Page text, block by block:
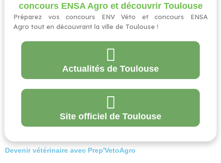
concours ENSA Agro et découvrir Toulouse
Préparez vos concours ENV Véto et concours ENSA
Agro tout en découvrant la ville de Toulouse !
Actualités de Toulouse
Site officiel de Toulouse
Devenir vétérinaire avec Prep'VetoAgro